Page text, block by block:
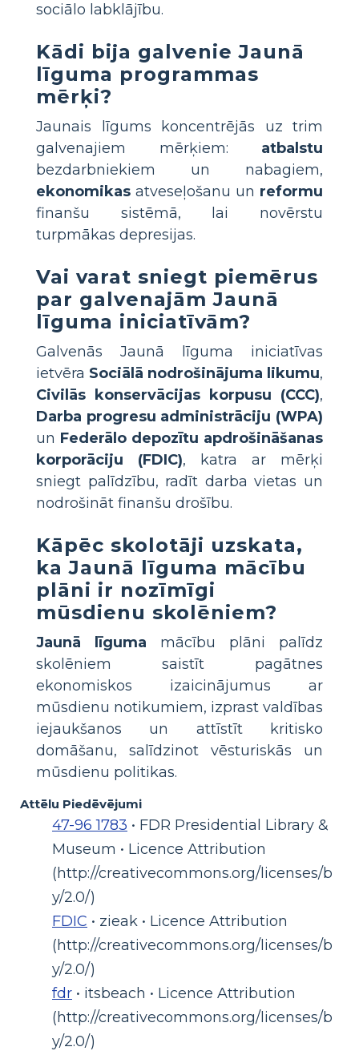
sociālo labklājību.
Kādi bija galvenie Jaunā
līguma programmas
mērķi?
Jaunais līgums koncentrējās uz trim
galvenajiem mērķiem: atbalstu
bezdarbniekiem un nabagiem,
ekonomikas atveseļošanu un reformu
finanšu sistēmā, lai novērstu
turpmākas depresijas.
Vai varat sniegt piemērus
par galvenajām Jaunā
līguma iniciatīvām?
Galvenās Jaunā līguma iniciatīvas
ietvēra Sociālā nodrošinājuma likumu,
Civilās konservācijas korpusu (CCC),
Darba progresu administrāciju (WPA)
un Federālo depozītu apdrošināšanas
korporāciju (FDIC), katra ar mērķi
sniegt palīdzību, radīt darba vietas un
nodrošināt finanšu drošību.
Kāpēc skolotāji uzskata,
ka Jaunā līguma mācību
plāni ir nozīmīgi
mūsdienu skolēniem?
Jaunā līguma mācību plāni palīdz
skolēniem saistīt pagātnes
ekonomiskos izaicinājumus ar
mūsdienu notikumiem, izprast valdības
iejaukšanos un attīstīt kritisko
domāšanu, salīdzinot vēsturiskās un
mūsdienu politikas.
Attēlu Piedēvējumi
47-96 1783 • FDR Presidential Library &
Museum • Licence Attribution
(http://creativecommons.org/licenses/b
y/2.0/)
FDIC • zieak • Licence Attribution
(http://creativecommons.org/licenses/b
y/2.0/)
fdr • itsbeach • Licence Attribution
(http://creativecommons.org/licenses/b
y/2.0/)